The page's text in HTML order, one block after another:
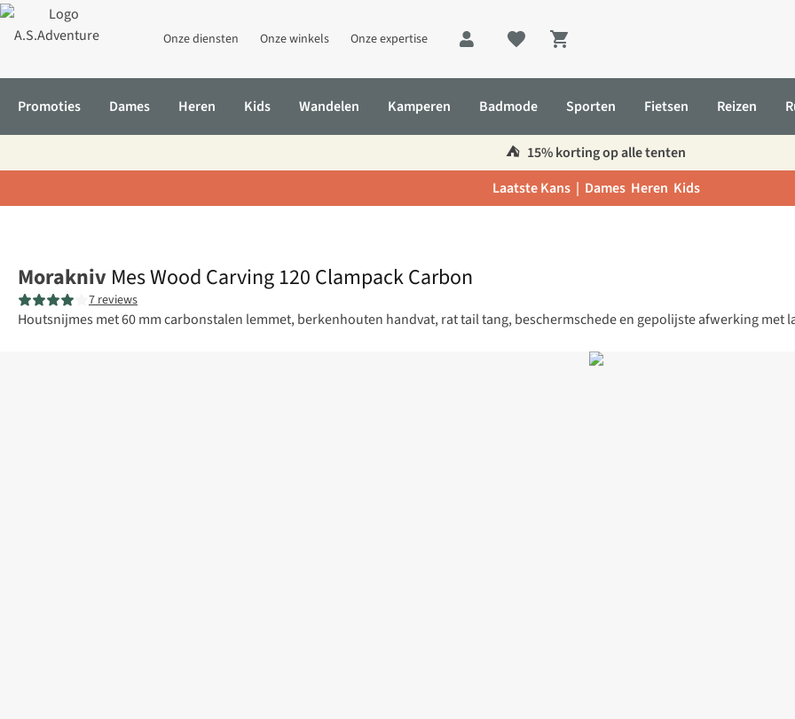
Onze diensten Onze winkels Onze expertise
Shopping cart
Promoties Dames Heren Kids Wandelen Kamperen Badmode Sporten Fietsen Reizen
⛺️ 15% korting op alle tenten
Laatste Kans | Dames Heren Kids
Morakniv Mes Wood Carving 120 Clampack Carbon
7 reviews
Houtsnijmes met 60 mm carbonstalen lemmet, berkenhouten handvat, rat tail tang, beschermschede en gepolijste afwerking met